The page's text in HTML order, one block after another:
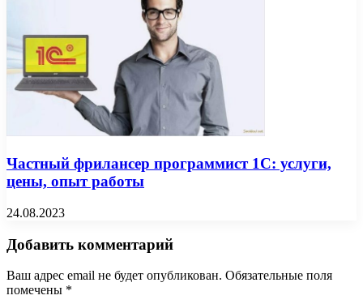
Частный фрилансер программист 1С: услуги,
цены, опыт работы
24.08.2023
Добавить комментарий
Ваш адрес email не будет опубликован. Обязательные поля
помечены *